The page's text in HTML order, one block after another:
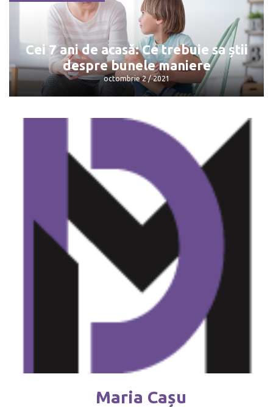
Activitățile extrașcolare: beneficiile și
daunele acestora
octombrie 4 / 2021
Cei 7 ani de acasă: Ce trebuie sa știi
despre bunele maniere
octombrie 2 / 2021
Cei 7 ani de acasă: Ce trebuie sa știi
despre bunele maniere
octombrie 2 / 2021
Maria Cașu